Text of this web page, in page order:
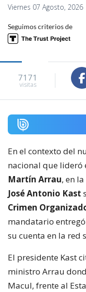
Viernes 07 Agosto,
Seguimos criterios de
7171
visitas
En el contexto del
nacional que lideró
Martín Arrau, en
José Antonio Kast
Crimen
mandatario
su cuenta en la red
El presidente Kast
ministro Arrau
Macul, frente al